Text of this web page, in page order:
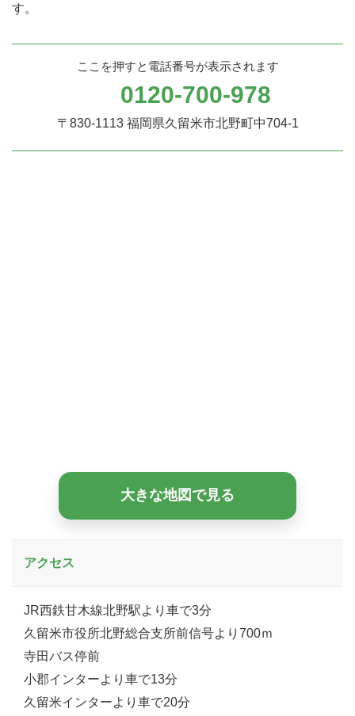
す。
ここを押すと電話番号が表示されます
0120-700-978
〒830-1113 福岡県久留米市北野町中704-1
大きな地図で見る
アクセス
JR西鉄甘木線北野駅より車で3分
久留米市役所北野総合支所前信号より700ｍ
寺田バス停前
小郡インターより車で13分
久留米インターより車で20分